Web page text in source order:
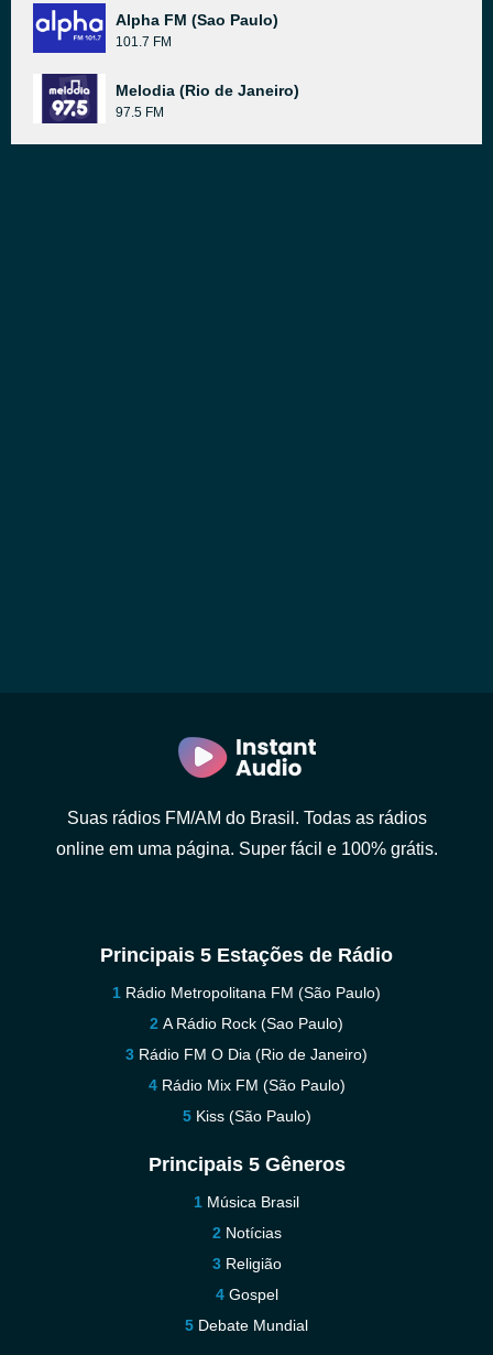
Alpha FM (Sao Paulo)
101.7 FM
Melodia (Rio de Janeiro)
97.5 FM
Suas rádios FM/AM do Brasil. Todas as rádios
online em uma página. Super fácil e 100% grátis.
Principais 5 Estações de Rádio
Rádio Metropolitana FM (São Paulo)
A Rádio Rock (Sao Paulo)
Rádio FM O Dia (Rio de Janeiro)
Rádio Mix FM (São Paulo)
Kiss (São Paulo)
Principais 5 Gêneros
Música Brasil
Notícias
Religião
Gospel
Debate Mundial